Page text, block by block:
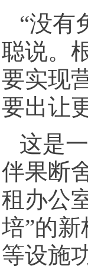
“没有
聪说。
要实现
要出让
这是
伴果断
租办公
培”的
等设施